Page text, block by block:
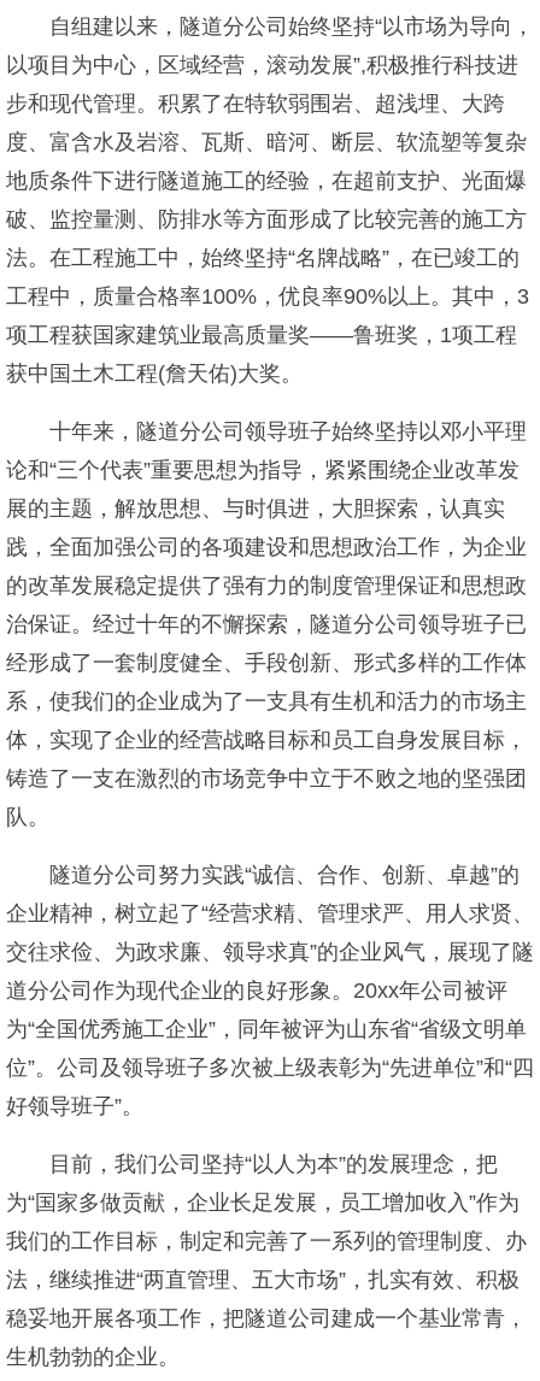
自组建以来，隧道分公司始终坚持“以市场为导向，
以项目为中心，区域经营，滚动发展”,积极推行科技进
步和现代管理。积累了在特软弱围岩、超浅埋、大跨
度、富含水及岩溶、瓦斯、暗河、断层、软流塑等复杂
地质条件下进行隧道施工的经验，在超前支护、光面爆
破、监控量测、防排水等方面形成了比较完善的施工方
法。在工程施工中，始终坚持“名牌战略”，在已竣工的
工程中，质量合格率100%，优良率90%以上。其中，3
项工程获国家建筑业最高质量奖——鲁班奖，1项工程
获中国土木工程(詹天佑)大奖。
十年来，隧道分公司领导班子始终坚持以邓小平理
论和“三个代表”重要思想为指导，紧紧围绕企业改革发
展的主题，解放思想、与时俱进，大胆探索，认真实
践，全面加强公司的各项建设和思想政治工作，为企业
的改革发展稳定提供了强有力的制度管理保证和思想政
治保证。经过十年的不懈探索，隧道分公司领导班子已
经形成了一套制度健全、手段创新、形式多样的工作体
系，使我们的企业成为了一支具有生机和活力的市场主
体，实现了企业的经营战略目标和员工自身发展目标，
铸造了一支在激烈的市场竞争中立于不败之地的坚强团
队。
隧道分公司努力实践“诚信、合作、创新、卓越”的
企业精神，树立起了“经营求精、管理求严、用人求贤、
交往求俭、为政求廉、领导求真”的企业风气，展现了隧
道分公司作为现代企业的良好形象。20xx年公司被评
为“全国优秀施工企业”，同年被评为山东省“省级文明单
位”。公司及领导班子多次被上级表彰为“先进单位”和“四
好领导班子”。
目前，我们公司坚持“以人为本”的发展理念，把
为“国家多做贡献，企业长足发展，员工增加收入”作为
我们的工作目标，制定和完善了一系列的管理制度、办
法，继续推进“两直管理、五大市场”，扎实有效、积极
稳妥地开展各项工作，把隧道公司建成一个基业常青，
生机勃勃的企业。